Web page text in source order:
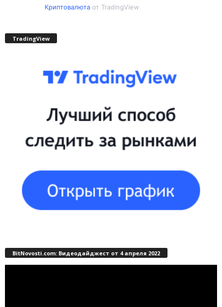
Криптовалютаот TradingView
TradingView
BitNovosti.com: Видеодайджест от 4 апреля 2022